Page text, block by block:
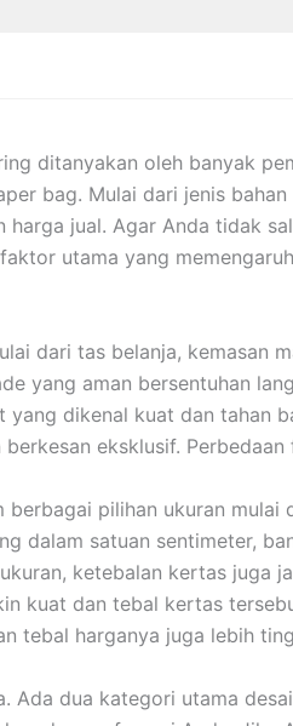
ditanyakan oleh banyak
bag. Mulai dari jenis
jual. Agar Anda tidak
utama yang
dari tas belanja, kemasan
yang aman bersentuhan
dikenal kuat dan tahan
eksklusif.
pilihan ukuran
dalam satuan sentimeter,
ketebalan kertas juga
kuat dan tebal kertas
tebal harganya juga lebih
dua kategori utama